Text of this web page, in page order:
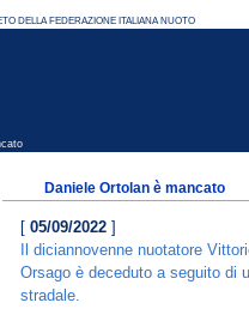
Daniele Ortolan è mancato
[ 05/09/2022 ]
Il diciannovenne nuotatore
Orsago è deceduto a seguito di
stradale.